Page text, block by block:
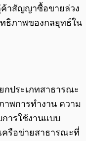
ค้าสัญญาซื้อขายล่วง
ธิภาพของกลยุทธ์ใน
กประเภทสาธารณะ
พการทำงาน ความ
ารใช้งานแบบ
ครือข่ายสาธารณะที่